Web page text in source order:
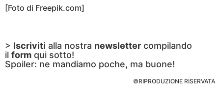
[Foto di Freepik.com]
> Iscriviti alla nostra newsletter compilando
il form qui sotto!
Spoiler: ne mandiamo poche, ma buone!
©RIPRODUZIONE RISERVATA